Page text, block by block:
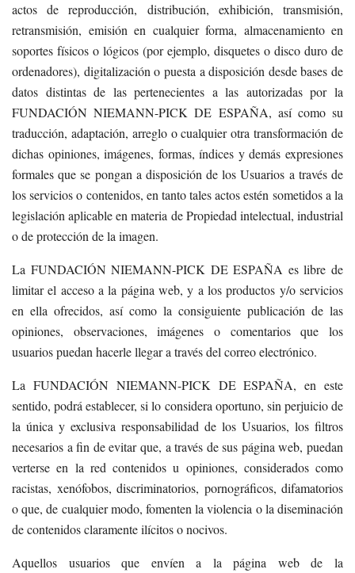
actos de reproducción, distribución, exhibición, transmisión,
retransmisión, emisión en cualquier forma, almacenamiento en
soportes físicos o lógicos (por ejemplo, disquetes o disco duro de
ordenadores), digitalización o puesta a disposición desde bases de
datos distintas de las pertenecientes a las autorizadas por la
FUNDACIÓN NIEMANN-PICK DE ESPAÑA, así como su
traducción, adaptación, arreglo o cualquier otra transformación de
dichas opiniones, imágenes, formas, índices y demás expresiones
formales que se pongan a disposición de los Usuarios a través de
los servicios o contenidos, en tanto tales actos estén sometidos a la
legislación aplicable en materia de Propiedad intelectual, industrial
o de protección de la imagen.
La FUNDACIÓN NIEMANN-PICK DE ESPAÑA es libre de
limitar el acceso a la página web, y a los productos y/o servicios
en ella ofrecidos, así como la consiguiente publicación de las
opiniones, observaciones, imágenes o comentarios que los
usuarios puedan hacerle llegar a través del correo electrónico.
La FUNDACIÓN NIEMANN-PICK DE ESPAÑA, en este
sentido, podrá establecer, si lo considera oportuno, sin perjuicio de
la única y exclusiva responsabilidad de los Usuarios, los filtros
necesarios a fin de evitar que, a través de sus página web, puedan
verterse en la red contenidos u opiniones, considerados como
racistas, xenófobos, discriminatorios, pornográficos, difamatorios
o que, de cualquier modo, fomenten la violencia o la diseminación
de contenidos claramente ilícitos o nocivos.
Aquellos usuarios que envíen a la página web de la